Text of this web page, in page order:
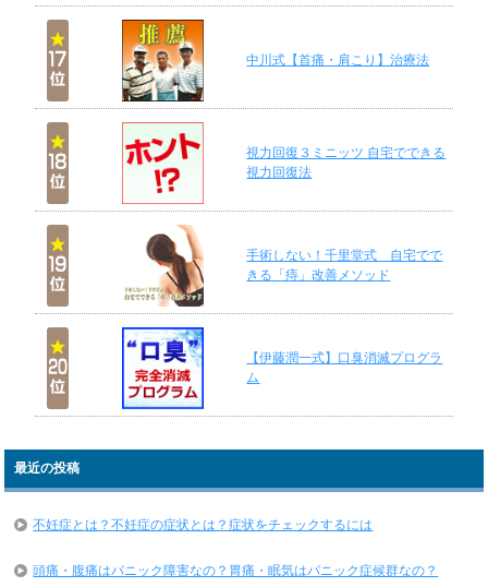
中川式【首痛・肩こり】治療法
視力回復３ミニッツ 自宅でできる
視力回復法
手術しない！千里堂式 自宅でで
きる「痔」改善メソッド
【伊藤潤一式】口臭消滅プログラ
ム
最近の投稿
不妊症とは？不妊症の症状とは？症状をチェックするには
頭痛・腹痛はパニック障害なの？胃痛・眠気はパニック症候群なの？